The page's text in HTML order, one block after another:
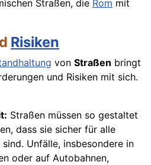
Straßen, die Rom mit
Risiken
von Straßen bringt
und Risiken mit sich.
Straßen müssen so gestaltet
dass sie sicher für alle
Unfälle, insbesondere in
oder auf Autobahnen,